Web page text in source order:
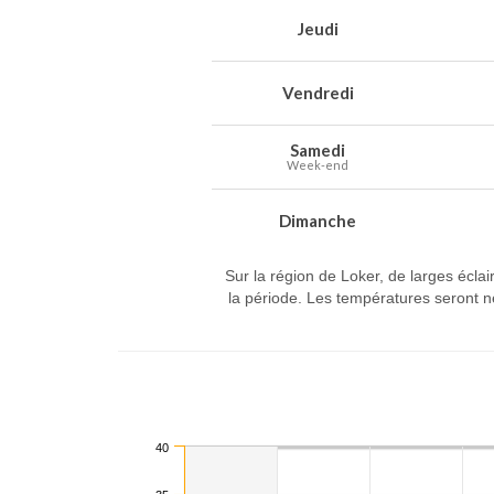
Jeudi
Vendredi
Samedi
Week-end
Dimanche
Sur la région de Loker, de larges
la période. Les températures seront
40